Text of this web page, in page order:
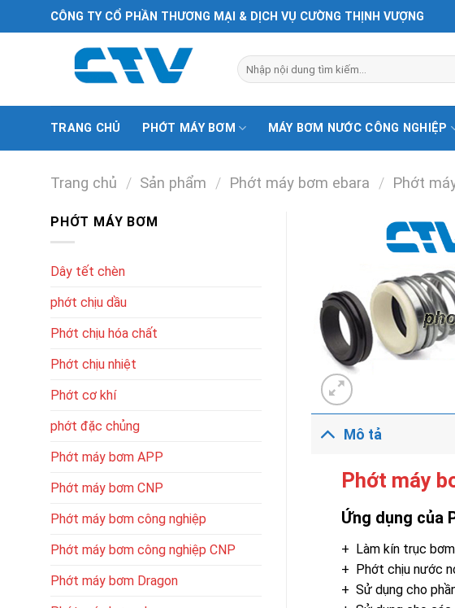
đến
CÔNG TY CỔ PHẦN THƯƠNG MẠI & DỊCH VỤ CƯỜNG THỊNH VƯỢNG
Tìm
kiếm:
TRANG CHỦ PHỚT MÁY BƠM MÁY BƠM NƯỚC CÔNG NGHIỆP
Trang chủ / Sản phẩm / Phớt máy bơm ebara / Phớt
PHỚT MÁY BƠM
Dây tết chèn
phớt chịu dầu
Phớt chịu hóa chất
Phớt chịu nhiệt
Phớt cơ khí
phớt đặc chủng
Phớt máy bơm APP
Phớt máy bơm CNP
Phớt máy bơm công nghiệp
Phớt máy bơm công nghiệp CNP
Phớt máy bơm Dragon
Mô tả
Phớt máy
Ứng dụng của
+ Làm kín trục bơm
+ Phớt chịu nước
+ Sử dụng cho